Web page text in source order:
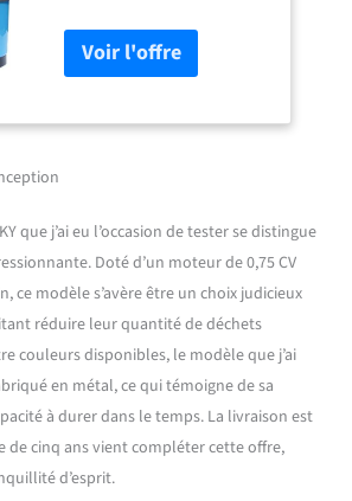
couleurs disponibles.
Livraison offerte.
que j’ai eu l’occasion de tester se distingue
Doté d’un moteur de 0,75 CV
ce modèle s’avère être un choix judicieux
réduire leur quantité de déchets
couleurs disponibles, le modèle que j’ai
en métal, ce qui témoigne de sa
à durer dans le temps. La livraison est
de cinq ans vient compléter cette offre,
d’esprit.